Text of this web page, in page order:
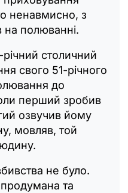
ненавмисно, з
на полюванні.
столичний
свого 51-річного
до
перший зробив
озвучив йому
мовляв, той
не було.
продумана та